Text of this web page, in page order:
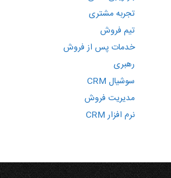
تجربه مشتری
تیم فروش
خدمات پس از فروش
رهبری
سوشیال CRM
مدیریت فروش
نرم افزار CRM